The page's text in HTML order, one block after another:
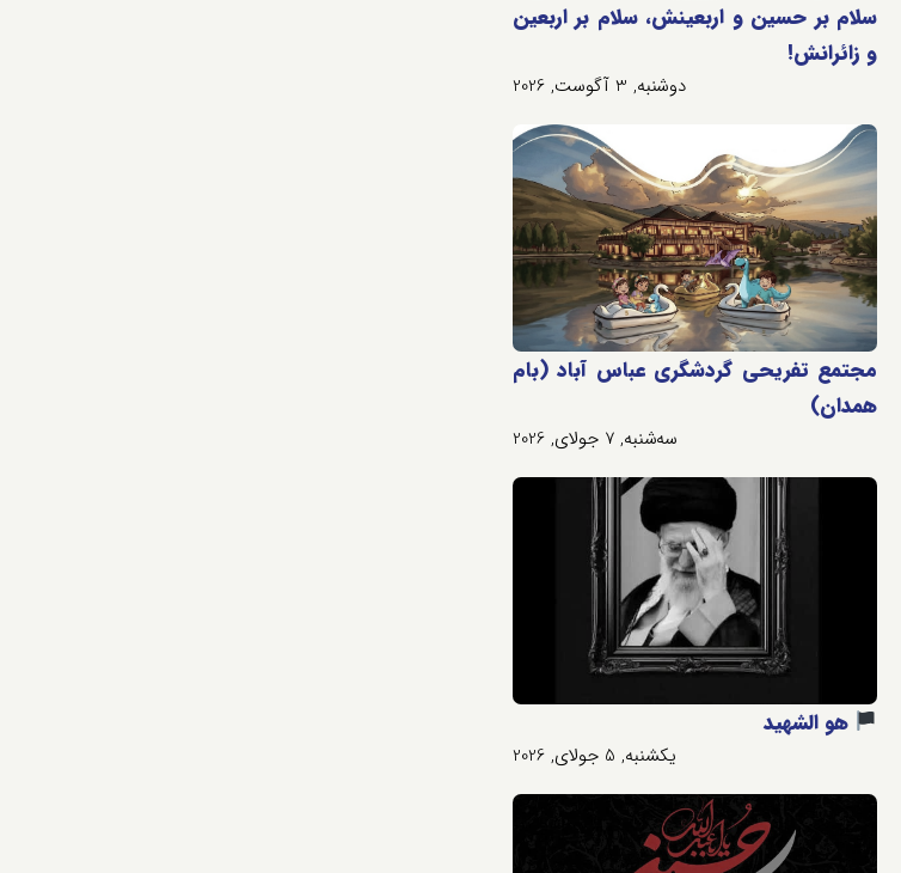
سلام بر حسین و اربعینش، سلام بر اربعین
و زائرانش!
دوشنبه, 3 آگوست, 2026
مجتمع تفریحی گردشگری عباس آباد (بام
همدان)
سه‌شنبه, 7 جولای, 2026
هو الشهید
یکشنبه, 5 جولای, 2026